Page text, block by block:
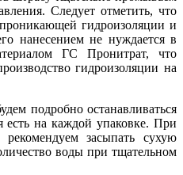
Следует отметить, что
гидроизоляции и
нанесением не нуждается в
ГС Пронитрат, что
гидроизоляции на
подробно останавливаться
есть на каждой упаковке. При
засыпать сухую
воды при тщательном